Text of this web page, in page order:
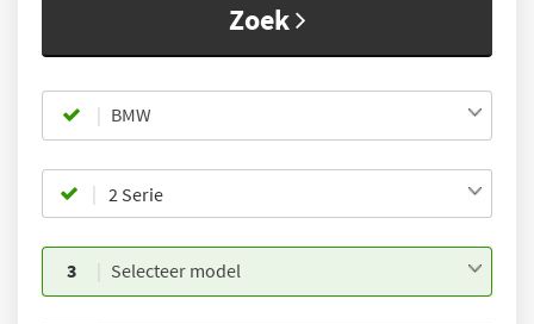
Zoek
BMW
3 Selecteer model